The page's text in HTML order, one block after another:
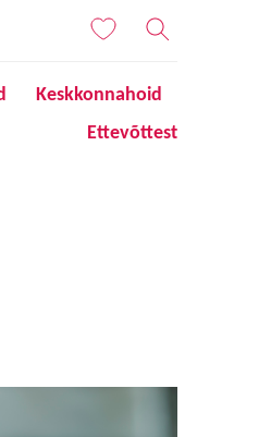
Keskkonnahoid
Ettevõttest